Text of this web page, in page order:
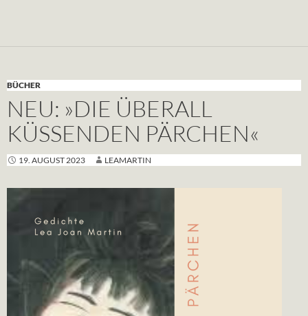
BÜCHER
NEU: »DIE ÜBERALL
KÜSSENDEN PÄRCHEN«
19. AUGUST 2023 LEAMARTIN